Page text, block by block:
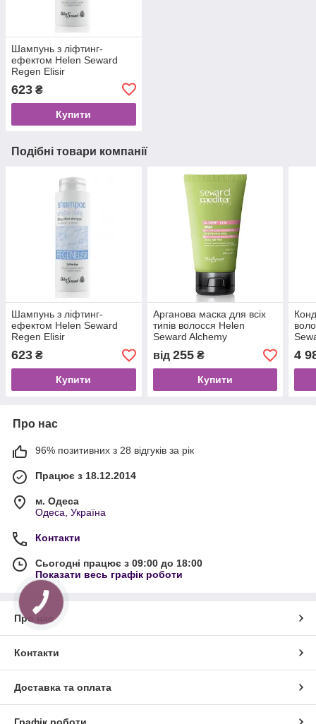
Шампунь з ліфтинг-
ефектом Helen Seward
Regen Elisir
623 ₴
Купити
Подібні товари компанії
Шампунь з ліфтинг-
ефектом Helen Seward
Regen Elisir
623 ₴
Купити
Арганова маска для всіх
типів волосся Helen
Seward Alchemy
від 255₴
Купити
4
Про нас
96% позитивних з 28 відгуків за рік
Працює з 18.12.2014
м. Одеса
Одеса, Україна
Контакти
Сьогодні працює з 09:00 до 18:00
Показати весь графік роботи
Про нас
Контакти
Доставка та оплата